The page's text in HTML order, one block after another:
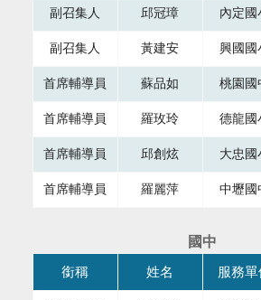
副召集人 邱冠璋 內定國
副召集人 黃建安 興國國
首席輔導員 蘇品如 桃園國
首席輔導員 羅玫玲 德龍國
首席輔導員 邱創炫 大忠國
首席輔導員 羅麗萍 中壢國
國中
本表格為組織成員，共有四個直欄，
銜稱 姓名 服務單